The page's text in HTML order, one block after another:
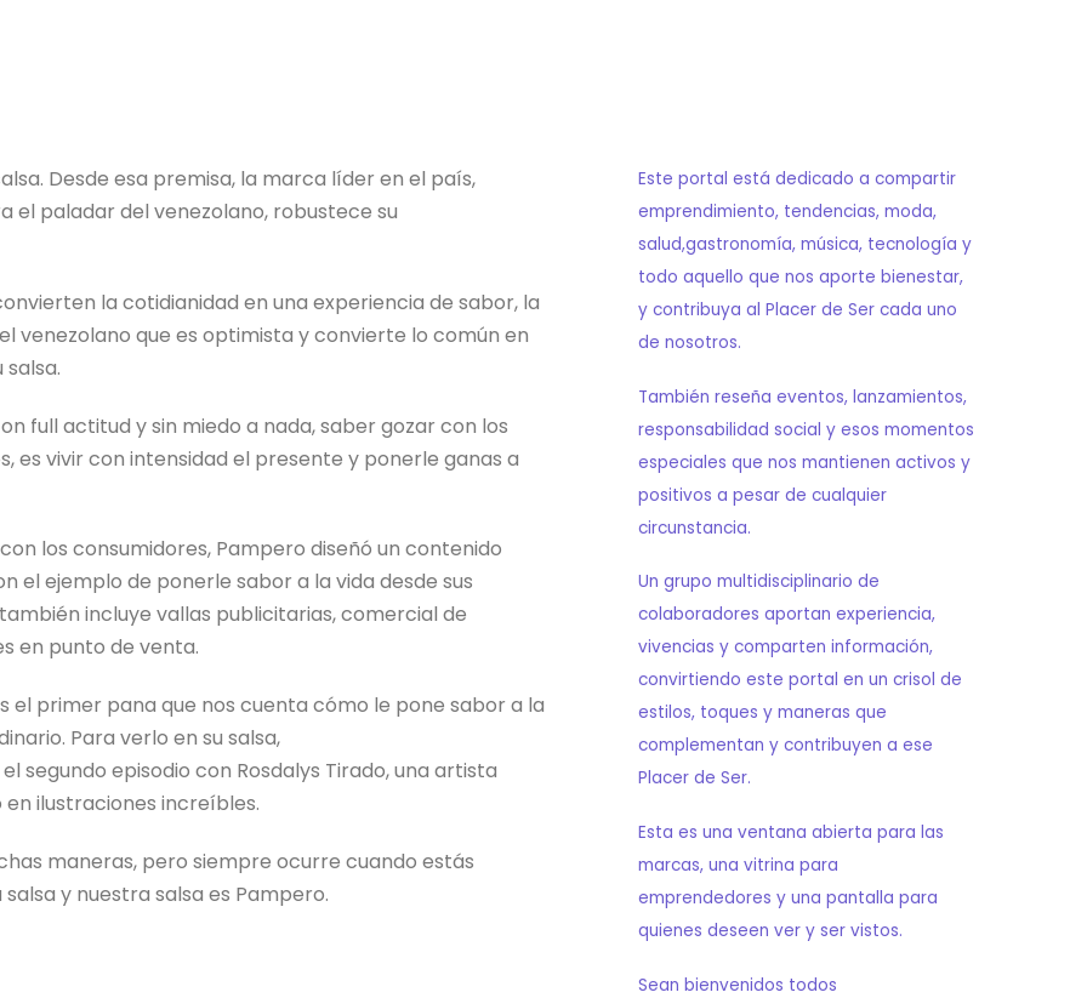
Desde esa premisa, la marca líder en el país,
el paladar del venezolano, robustece su
la cotidianidad en una experiencia de sabor, la
venezolano que es optimista y convierte lo común en
full actitud y sin miedo a nada, saber gozar con los
es vivir con intensidad el presente y ponerle ganas a
los consumidores, Pampero diseñó un contenido
el ejemplo de ponerle sabor a la vida desde sus
incluye vallas publicitarias, comercial de
en punto de venta.
el primer pana que nos cuenta cómo le pone sabor a la
Para verlo en su salsa,
segundo episodio con Rosdalys Tirado, una artista
ilustraciones increíbles.
maneras, pero siempre ocurre cuando estás
y nuestra salsa es Pampero.
Este portal está dedicado a compartir
emprendimiento, tendencias, moda,
salud,gastronomía, música, tecnología y
todo aquello que nos aporte bienestar,
y contribuya al Placer de Ser cada uno
de nosotros.
También reseña eventos, lanzamientos,
responsabilidad social y esos momentos
especiales que nos mantienen activos y
positivos a pesar de cualquier
circunstancia.
Un grupo multidisciplinario de
colaboradores aportan experiencia,
vivencias y comparten información,
convirtiendo este portal en un crisol de
estilos, toques y maneras que
complementan y contribuyen a ese
Placer de Ser.
Esta es una ventana abierta para las
marcas, una vitrina para
emprendedores y una pantalla para
quienes deseen ver y ser vistos.
Sean bienvenidos todos